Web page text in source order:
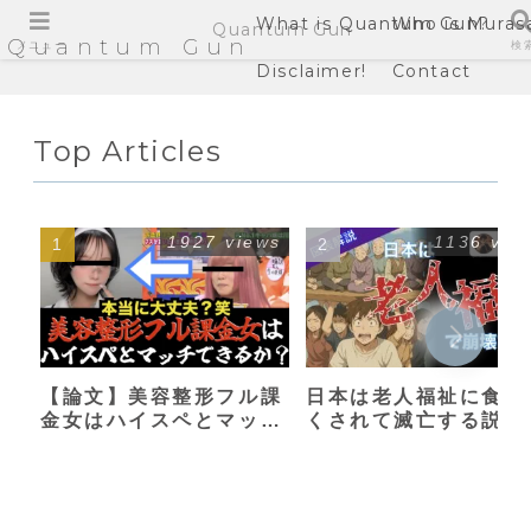
Quantum Gun
What is Quantum Gun?
Who is
Disclaimer! Contact
Top Articles
【論文】美容整形フル課
金女はハイスペとマッチ
1927 views
日本は老人福祉に食い
くされて滅亡する説
1136
メニュー
Quantum Gun
検